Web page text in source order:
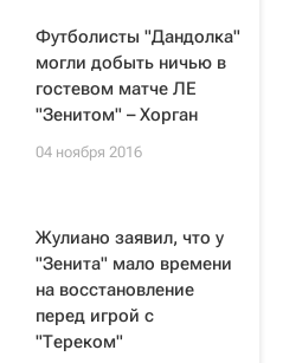
Футболисты "Дандолка"
могли добыть ничью в
гостевом матче ЛЕ
"Зенитом" – Хорган
04 ноября 2016
Жулиано заявил, что у
"Зенита" мало времени
на восстановление
перед игрой с
"Тереком"